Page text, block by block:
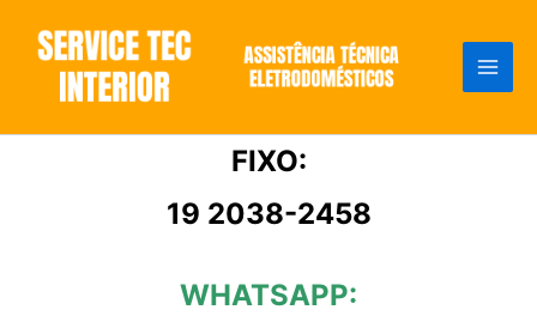
conteúdo
FIXO:
19 2038-2458
WHATSAPP: